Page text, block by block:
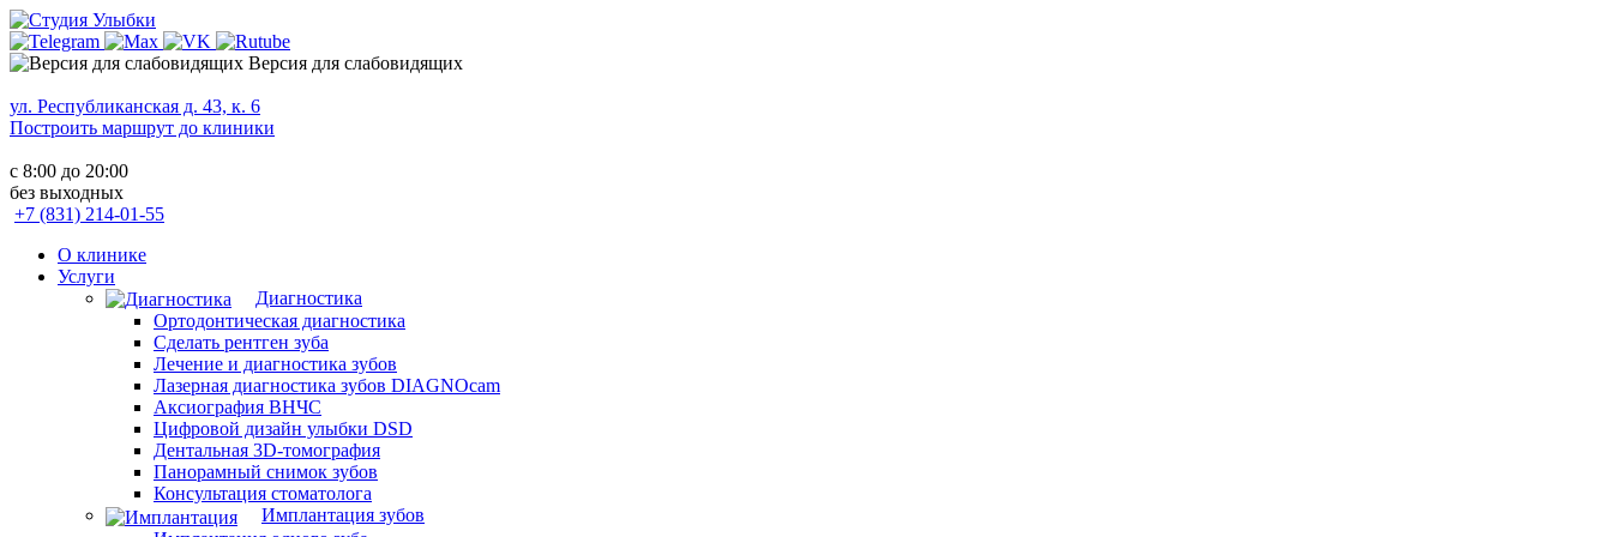
Версия для слабовидящих
ул. Республиканская д. 43, к. 6
Построить маршрут до клиники
с 8:00 до 20:00
без выходных
+7 (831) 214-01-55
О клинике
Услуги
Диагностика
Ортодонтическая диагностика
Сделать рентген зуба
Лечение и диагностика зубов
Лазерная диагностика зубов DIAGNOcam
Аксиография ВНЧС
Цифровой дизайн улыбки DSD
Дентальная 3D-томография
Панорамный снимок зубов
Консультация стоматолога
Имплантация зубов